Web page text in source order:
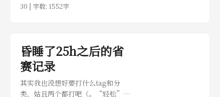
30 | 字数: 1552字
昏睡了25h之后的省
赛记录
其实我也没想好要打什么tag和分
类，姑且两个都打吧（。“轻松”的